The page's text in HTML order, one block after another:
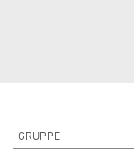
GRUPPE